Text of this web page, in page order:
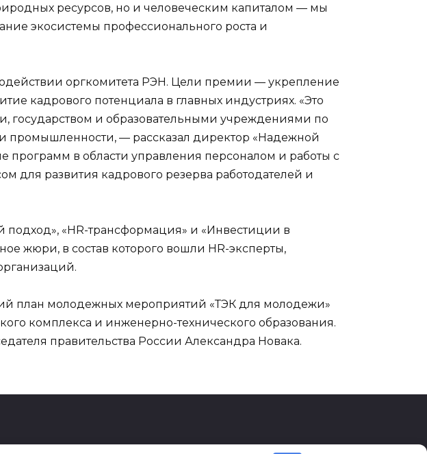
ресурсов, но и человеческим капиталом — мы
экосистемы профессионального роста и
оргкомитета РЭН. Цели премии — укрепление
кадрового потенциала в главных индустриях. «Это
государством и образовательными учреждениями по
промышленности, — рассказал директор «Надежной
в области управления персоналом и работы с
для развития кадрового резерва работодателей и
подход», «HR-трансформация» и «Инвестиции в
жюри, в состав которого вошли HR-эксперты,
план молодежных мероприятий «ТЭК для молодежи»
комплекса и инженерно-технического образования.
правительства России Александра Новака.